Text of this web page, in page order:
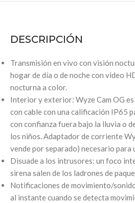
DESCRIPCIÓN
Transmisión en vivo con visión
hogar de día o de noche con video
nocturna a color.
Interior y exterior: Wyze Cam OG es
con cable con una calificación IP65
con confianza fuera bajo la lluvia o
los niños. Adaptador de corriente
vende por separado) necesario para
Disuade a los intrusores: un foco
sirena salen de los ladrones de
Notificaciones de movimiento/
al instante cuando se detecta